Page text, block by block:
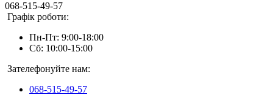
068-515-49-57
Графік роботи:
Пн-Пт: 9:00-18:00
Сб: 10:00-15:00
Зателефонуйте нам:
068-515-49-57